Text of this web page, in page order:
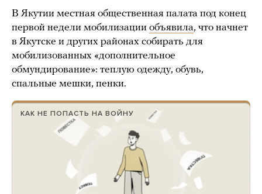
В Якутии местная общественная палата под конец
первой недели мобилизации объявила, что начнет
в Якутске и других районах собирать для
мобилизованных «дополнительное
обмундирование»: теплую одежду, обувь,
спальные мешки, пенки.
КАК НЕ ПОПАСТЬ НА ВОЙНУ